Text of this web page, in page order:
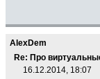
AlexDem
Re: Про
16.12.2014, 18:07